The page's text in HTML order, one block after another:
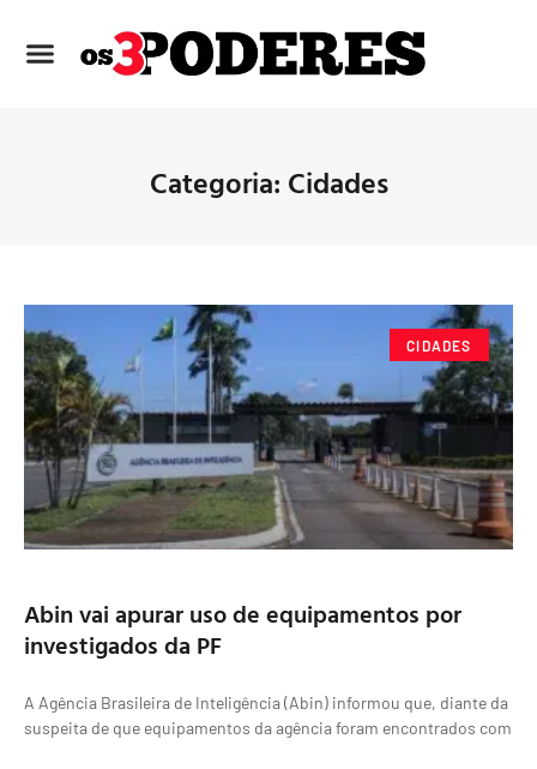
Categoria: Cidades
CIDADES
Abin vai apurar uso de equipamentos por
investigados da PF
A Agência Brasileira de Inteligência (Abin) informou que, diante da
suspeita de que equipamentos da agência foram encontrados com